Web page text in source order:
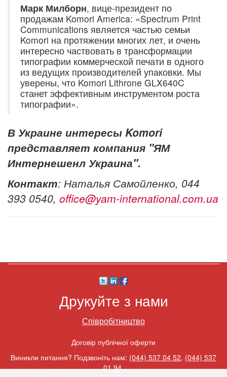
Марк Милборн, вице-президент по
продажам Komori America: «Spectrum Print
Communications является частью семьи
Komori на протяжении многих лет, и очень
интересно частвовать в трансформации
типографии коммерческой печати в одного
из ведущих производителей упаковки. Мы
уверены, что Komori Lithrone GLX640C
станет эффективным инструментом роста
типографии».
В Украине интересы Komori
представляет компания "ЯМ
Интернешенл Украина".
Контакт: Наталья Самойленко, 044
393 0540, office@yam-international.com.ua
Друкуйте з нами
Співробітництво
Договір публічної оферти
Виникли питання? Подзвоніть нам: (044) 537 04 52, (044) 537
01 94.